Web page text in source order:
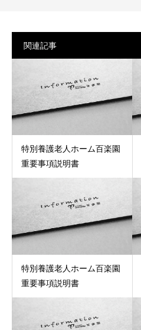
関連記事
特別養護老人ホーム百楽園
重要事項説明書
特別養護老人ホーム百楽園
重要事項説明書